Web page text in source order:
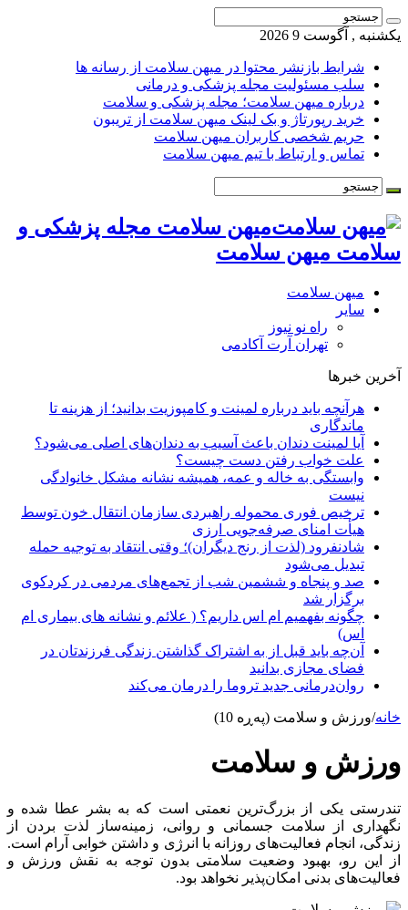
یکشنبه , آگوست 9 2026
شرایط بازنشر محتوا در میهن سلامت از رسانه ها
سلب مسئولیت مجله پزشکی و درمانی
درباره میهن سلامت؛ مجله پزشکی و سلامت
خرید رپورتاژ و بک لینک میهن سلامت از تریبون
حریم شخصی کاربران میهن سلامت
تماس و ارتباط با تیم میهن سلامت
میهن سلامت مجله پزشکی و
سلامت میهن سلامت
میهن سلامت
سایر
راه نو نیوز
تهران آرت آکادمی
آخرین خبرها
هرآنچه باید درباره لمینت و کامپوزیت بدانید؛ از هزینه تا
ماندگاری
آیا لمینت دندان باعث آسیب به دندان‌های اصلی می‌شود؟
علت خواب رفتن دست چیست؟
وابستگی به خاله و عمه، همیشه نشانه مشکل خانوادگی
نیست
ترخیص فوری محموله راهبردی سازمان انتقال خون توسط
هیأت امنای صرفه‌جویی ارزی
شادنفرود (لذت از رنج دیگران)؛ وقتی انتقاد به توجیه حمله
تبدیل می‌شود
صد و پنجاه‌ و ششمین شب از تجمع‌های مردمی در کردکوی
برگزار شد
چگونه بفهمیم ام اس داریم؟ ( علائم و نشانه های بیماری ام
اس)
آن‌چه باید قبل از به اشتراک گذاشتن زندگی فرزندتان در
فضای مجازی بدانید
روان‌درمانی جدید تروما را درمان می‌کند
خانه/ورزش و سلامت (پەڕە 10)
ورزش و سلامت
تندرستی یکی از بزرگ‌ترین نعمتی است که به بشر عطا شده و
نگهداری از سلامت جسمانی و روانی، زمینه‌ساز لذت بردن از
زندگی، انجام فعالیت‌های روزانه با انرژی و داشتن خوابی آرام است.
از این رو، بهبود وضعیت سلامتی بدون توجه به نقش ورزش و
فعالیت‌های بدنی امکان‌پذیر نخواهد بود.